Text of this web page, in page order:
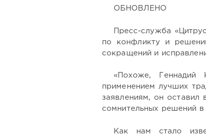
ОБНОВЛЕНО
Пресс-служба
по конфликту и
сокращений и
«Похоже,
применением лучших
заявлениям, он
сомнительных решений в
Как нам стало